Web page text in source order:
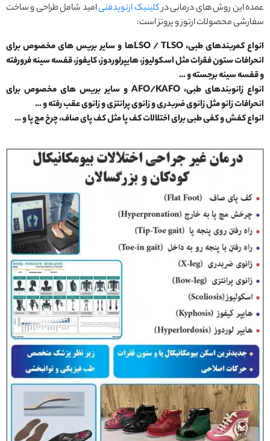
عمده این روش های درمانی درکلینیک ارتوپدفنیامید شامل طراحی و ساخت
سفارشی محصولات ارتوز و پروتز است:
انواع کمربندهای طبی، LSO / TLSOها و سایر بریس های مخصوص برای
انحرافات ستون فقرات مثل اسکولیوز، هایپرلوردوز، کایفوز، قفسه سینه فرورفته
و قفسه سینه برجسته و …
انواع زانوبندهای طبی، AFO/KAFO و سایر بریس های مخصوص برای
انحرافات زانو مثل زانوی ضربدری و زانوی پرانتزی و زانوی عقب رفته و …
انواع کفش و کفی طبی برای اختلالات کف پا مثل کف پای صاف، چرخ مچ پا و …